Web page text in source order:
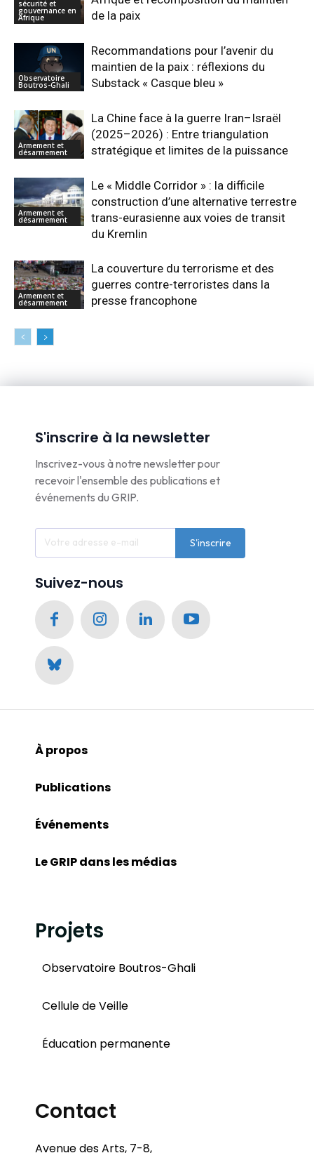
sécurité et
gouvernance en
Afrique
de la paix
Observatoire
Boutros-Ghali
Recommandations pour l’avenir du
maintien de la paix : réflexions du
Substack « Casque bleu »
Armement et
désarmement
La Chine face à la guerre Iran–Israël
(2025–2026) : Entre triangulation
stratégique et limites de la puissance
Armement et
désarmement
Le « Middle Corridor » : la difficile
construction d’une alternative terrestre
trans-eurasienne aux voies de transit
du Kremlin
Armement et
désarmement
La couverture du terrorisme et des
guerres contre-terroristes dans la
presse francophone
S'inscrire à la newsletter
Inscrivez-vous à notre newsletter pour
recevoir l'ensemble des publications et
événements du GRIP.
S'inscrire
Suivez-nous
À propos
Publications
Événements
Le GRIP dans les médias
Projets
Observatoire Boutros-Ghali
Cellule de Veille
Éducation permanente
Contact
Avenue des Arts, 7-8,